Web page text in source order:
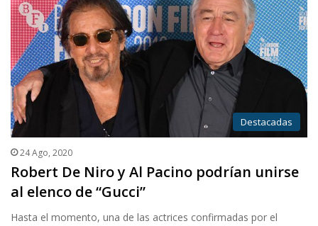
Destacadas
24 Ago, 2020
Robert De Niro y Al Pacino podrían unirse
al elenco de “Gucci”
Hasta el momento, una de las actrices confirmadas por el